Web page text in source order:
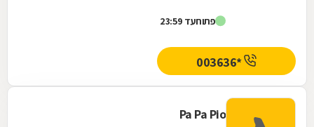
פתוחעד 23:59
*003636
Pa Pa Pio